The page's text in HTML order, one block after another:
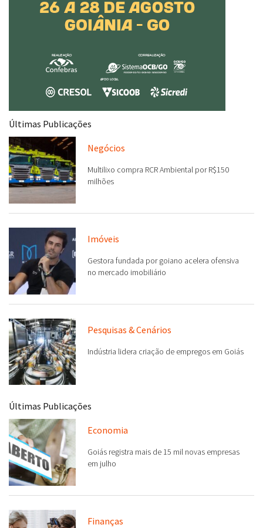
Últimas Publicações
Negócios
Multilixo compra RCR Ambiental por R$150
milhões
Imóveis
Gestora fundada por goiano acelera ofensiva
no mercado imobiliário
Pesquisas & Cenários
Indústria lidera criação de empregos em Goiás
Últimas Publicações
Economia
Goiás registra mais de 15 mil novas empresas
em julho
Finanças